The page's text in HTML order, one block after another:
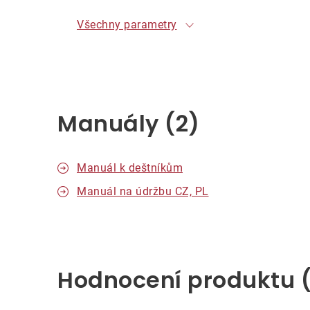
Všechny parametry
Manuály (2)
Manuál k deštníkům
Manuál na údržbu CZ, PL
Hodnocení produktu